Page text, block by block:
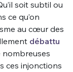
soit subtil ou
ce qu’on
au cœur des
débattu
nombreuses
ces injonctions